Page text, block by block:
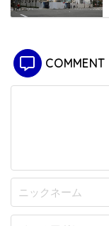
COMMENT